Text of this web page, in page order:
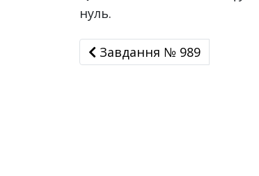
нуль.
Завдання № 989
Завдання № 989